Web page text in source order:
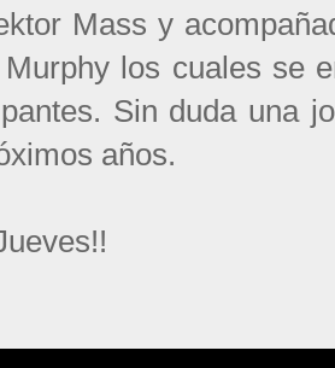
Mass y
Murphy los cuales se
Sin duda una
años.